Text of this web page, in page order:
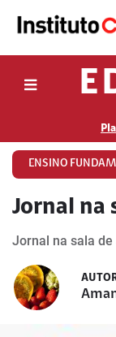
ENSINO
Jornal na
Jornal na sala de